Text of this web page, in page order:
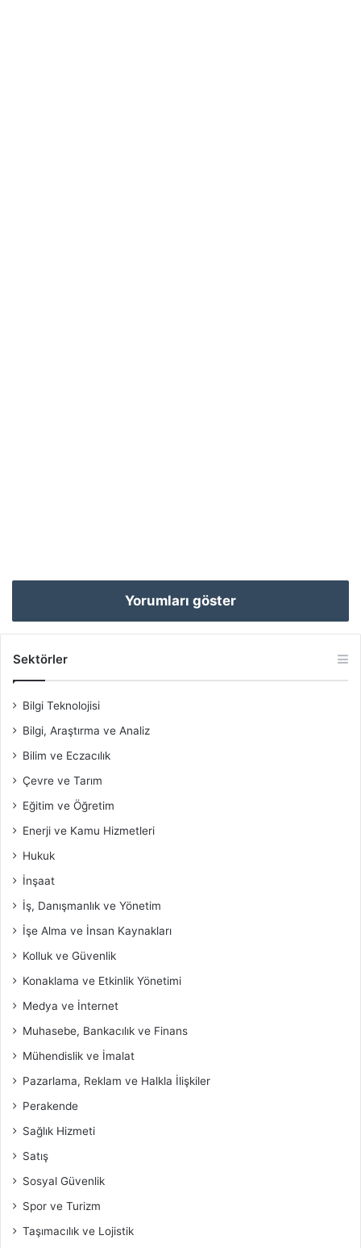
Yorumları göster
Sektörler
Bilgi Teknolojisi
Bilgi, Araştırma ve Analiz
Bilim ve Eczacılık
Çevre ve Tarım
Eğitim ve Öğretim
Enerji ve Kamu Hizmetleri
Hukuk
İnşaat
İş, Danışmanlık ve Yönetim
İşe Alma ve İnsan Kaynakları
Kolluk ve Güvenlik
Konaklama ve Etkinlik Yönetimi
Medya ve İnternet
Muhasebe, Bankacılık ve Finans
Mühendislik ve İmalat
Pazarlama, Reklam ve Halkla İlişkiler
Perakende
Sağlık Hizmeti
Satış
Sosyal Güvenlik
Spor ve Turizm
Taşımacılık ve Lojistik